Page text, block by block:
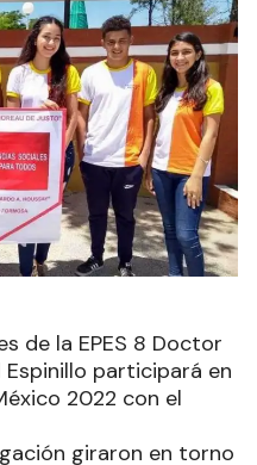
de la EPES 8 Doctor
Espinillo participará en
2022 con el
giraron en torno